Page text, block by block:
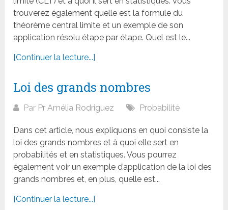
trouverez également quelle est la formule du
théorème central limite et un exemple de son
application résolu étape par étape. Quel est le...
[Continuer la lecture...]
Loi des grands nombres
Par Pr Amélia Rodriguez Probabilité
Dans cet article, nous expliquons en quoi consiste la
loi des grands nombres et à quoi elle sert en
probabilités et en statistiques. Vous pourrez
également voir un exemple d’application de la loi des
grands nombres et, en plus, quelle est...
[Continuer la lecture...]